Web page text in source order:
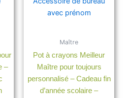
–
Maître
Pot à crayons Meilleur
Maître pour toujours
personnalisé – Cadeau fin
d’année scolaire –